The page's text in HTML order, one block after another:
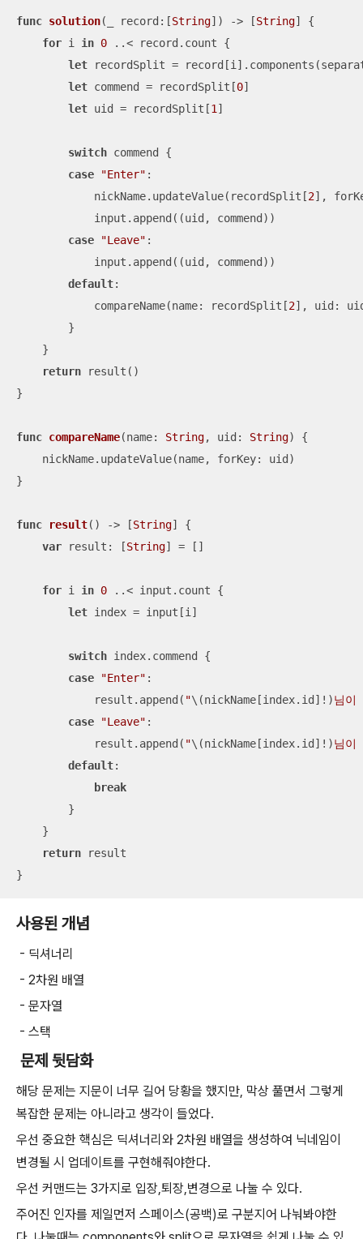
func solution( record :[String]) -> [String] {
for i in 0 ..< record.count {
let recordSplit =
let commend = recordSplit[0]
let uid = recordSplit[1 ]
switch commend {
case
"Enter" :
            nickName.updateValue(recordSplit[
2],
            input.append((uid, commend))
case
"Leave" :
            input.append((uid, commend))
default:
            compareName(name: recordSplit[
2], uid:
        }
    }
return result()
}
func compareName(name: String, uid : String)
{
    nickName.updateValue(name, forKey: uid)
}
func result() -> [String] {
var result: [String] = []
for i in 0 ..< input.count {
let index = input[i]
switch index.commend {
case
"Enter" :
            result.append(
"\(nickName[index.id] ! )님이
case
"Leave" :
            result.append(
"\(nickName[index.id] ! )님이
default:
break
        }
    }
return result
}
사용된 개념
- 딕셔너리
- 2차원 배열
- 문자열
- 스택
문제 뒷담화
해당 문제는 지문이 너무 길어 당황을 했지만, 막상 풀면서 그렇게
복잡한 문제는 아니라고 생각이 들었다.
우선 중요한 핵심은 딕셔너리와 2차원 배열을 생성하여 닉네임이
변경될 시 업데이트를 구현해줘야한다.
우선 커맨드는 3가지로 입장,퇴장,변경으로 나눌 수 있다.
주어진 인자를 제일먼저 스페이스(공백)로 구분지어 나눠봐야한